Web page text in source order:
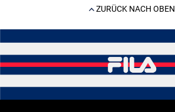
ZURÜCK NACH OBEN